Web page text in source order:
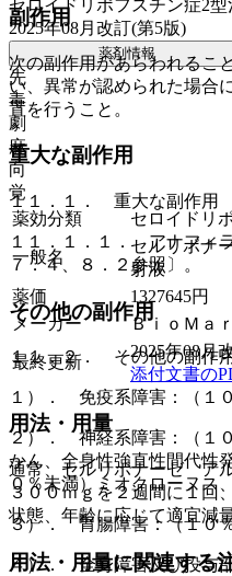
副作用
次の副作用があらわれるこ
い、異常が認められた場合
置を行うこと。
重大な副作用
１１．１． 重大な副作用
１１．１．１． アナフィ
７．４、８．２参照〕。
その他の副作用
１１．２． その他の副作
１）． 免疫系障害：（１
２）． 神経系障害：（１
かん、全身性強直性間代性
０％未満）ミオクローヌス
３）． 胃腸障害：（１０
４）． 全身障害及び投与
セロイドリポフスチン症2型
2025年08月改訂(第5版)
薬剤情報
先
毒
劇
麻
向
覚
薬効分類
セロイドリ
一般名
セルリポナ
射液
薬価
1327645円
メーカー
ＢｉｏＭａ
最終更新
2025年08月
添付文書の
用法・用量
通常、セルリポナーゼ ア
３００ｍｇを２週間に１回
状態、年齢に応じて適宜減
用法・用量に関連する